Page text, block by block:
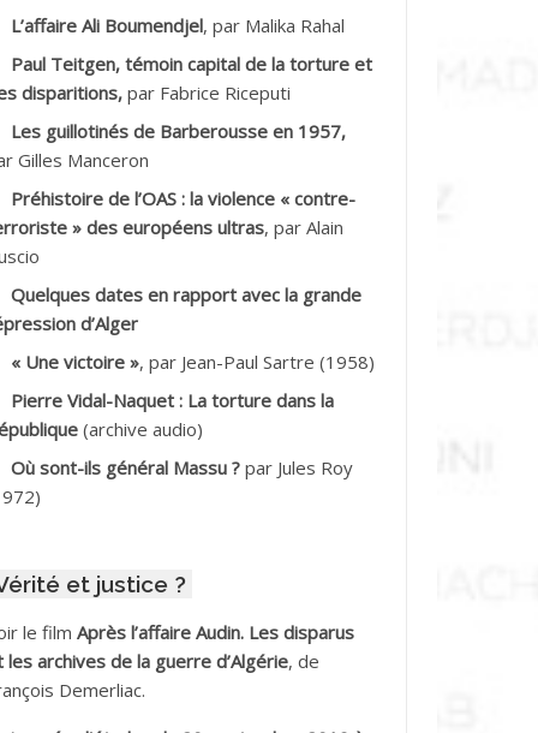
Ramdane *
Baghdad*
Boualem*
Rachid
Omar *
Vve AIT SAADA
Mohamed Akli
L’affaire Ali Boumendjel, par Malika Rahal
Paul Teitgen, témoin capital de la torture et
disparitions, par Fabrice Riceputi
Les guillotinés de Barberousse en 1957,
Gilles Manceron
Préhistoire de l’OAS : la violence « contre-
» des européens ultras, par Alain
Quelques dates en rapport avec la grande
d’Alger
« Une victoire », par Jean-Paul Sartre (1958)
Pierre Vidal-Naquet : La torture dans la
(archive audio)
Où sont-ils général Massu ? par Jules Roy
et justice ?
le film Après l’affaire Audin. Les disparus
les archives de la guerre d’Algérie, de
Demerliac.